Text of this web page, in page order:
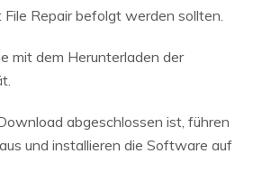
Repair befolgt werden sollten.
mit dem Herunterladen der
abgeschlossen ist, führen
und installieren die Software auf